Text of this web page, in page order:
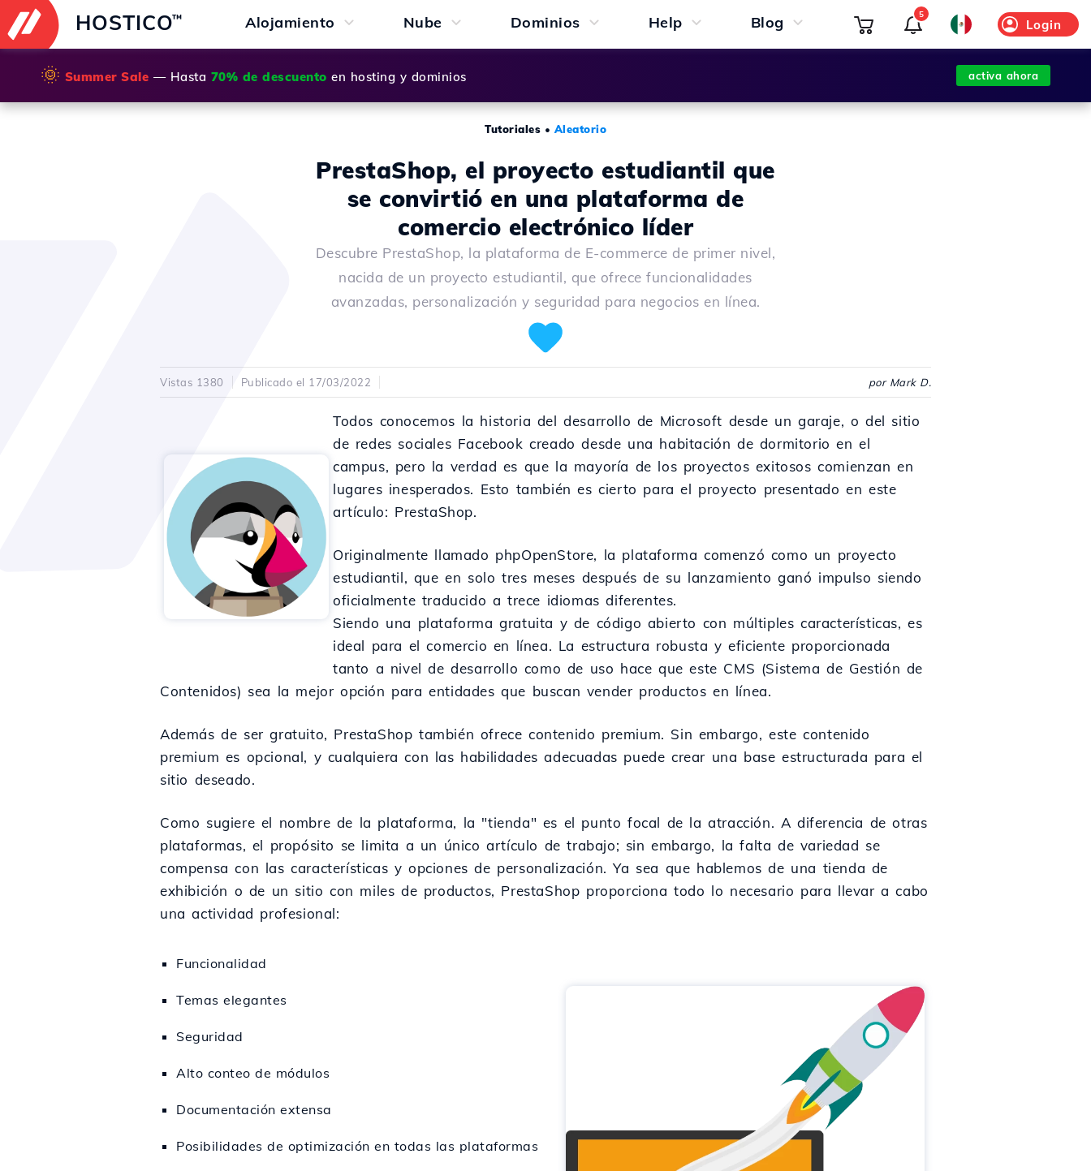
HOSTICO™ Alojamiento Nube Dominios Help Blog Login
5
🌞 Summer Sale — Hasta 70% de descuento en hosting y dominios activa ahora
Tutoriales • Aleatorio
PrestaShop, el proyecto estudiantil que
se convirtió en una plataforma de
comercio electrónico líder
Descubre PrestaShop, la plataforma de E-commerce de primer nivel,
nacida de un proyecto estudiantil, que ofrece funcionalidades
avanzadas, personalización y seguridad para negocios en línea.
Vistas 1380 Publicado el 17/03/2022 por Mark D.
Todos conocemos la historia del desarrollo de Microsoft desde un garaje, o del sitio
de redes sociales Facebook creado desde una habitación de dormitorio en el
campus, pero la verdad es que la mayoría de los proyectos exitosos comienzan en
lugares inesperados. Esto también es cierto para el proyecto presentado en este
artículo: PrestaShop.
Originalmente llamado phpOpenStore, la plataforma comenzó como un proyecto
estudiantil, que en solo tres meses después de su lanzamiento ganó impulso siendo
oficialmente traducido a trece idiomas diferentes.
Siendo una plataforma gratuita y de código abierto con múltiples características, es
ideal para el comercio en línea. La estructura robusta y eficiente proporcionada
tanto a nivel de desarrollo como de uso hace que este CMS (Sistema de Gestión de
Contenidos) sea la mejor opción para entidades que buscan vender productos en línea.
Además de ser gratuito, PrestaShop también ofrece contenido premium. Sin embargo, este contenido
premium es opcional, y cualquiera con las habilidades adecuadas puede crear una base estructurada para el
sitio deseado.
Como sugiere el nombre de la plataforma, la "tienda" es el punto focal de la atracción. A diferencia de otras
plataformas, el propósito se limita a un único artículo de trabajo; sin embargo, la falta de variedad se
compensa con las características y opciones de personalización. Ya sea que hablemos de una tienda de
exhibición o de un sitio con miles de productos, PrestaShop proporciona todo lo necesario para llevar a cabo
una actividad profesional:
Funcionalidad
Temas elegantes
Seguridad
Alto conteo de módulos
Documentación extensa
Posibilidades de optimización en todas las plataformas